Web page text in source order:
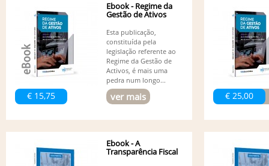
€ 15,75
Ebook - Regime da
Gestão de Ativos
Esta publicação,
constituída pela
legislação referente ao
Regime da Gestão de
Activos, é mais uma
pedra num longo...
ver mais € 25,00
Ebook - A
Transparência Fiscal